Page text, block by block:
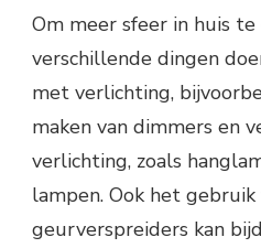
Om meer sfeer in huis te
verschillende dingen
met verlichting,
maken van dimmers en
verlichting, zoals
lampen. Ook het gebruik
geurverspreiders kan